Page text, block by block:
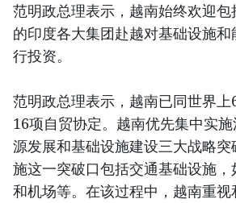
范明政总理表示，越南始终欢迎
的印度各大集团赴越对基础设施
行投资。
范明政总理表示，越南已同世界
16项自贸协定。越南优先集中实
源发展和基础设施建设三大战略
施这一突破口包括交通基础设施，
和机场等。在该过程中，越南重